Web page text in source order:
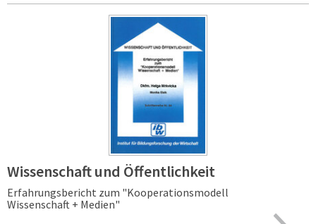
Wissenschaft und Öffentlichkeit
Erfahrungsbericht zum "Kooperationsmodell
Wissenschaft + Medien"